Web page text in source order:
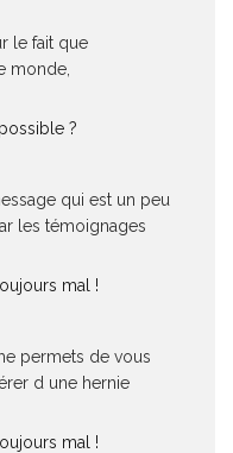
le fait que
monde,
?
qui est un peu
les témoignages
mal !
permets de vous
d une hernie
mal !